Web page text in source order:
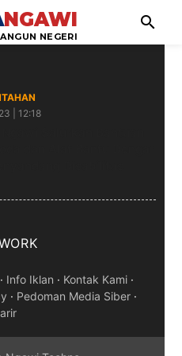
NGAWI
NEGERI
search
| 12:18
· Info Iklan · Kontak Kami ·
· Pedoman Media Siber ·